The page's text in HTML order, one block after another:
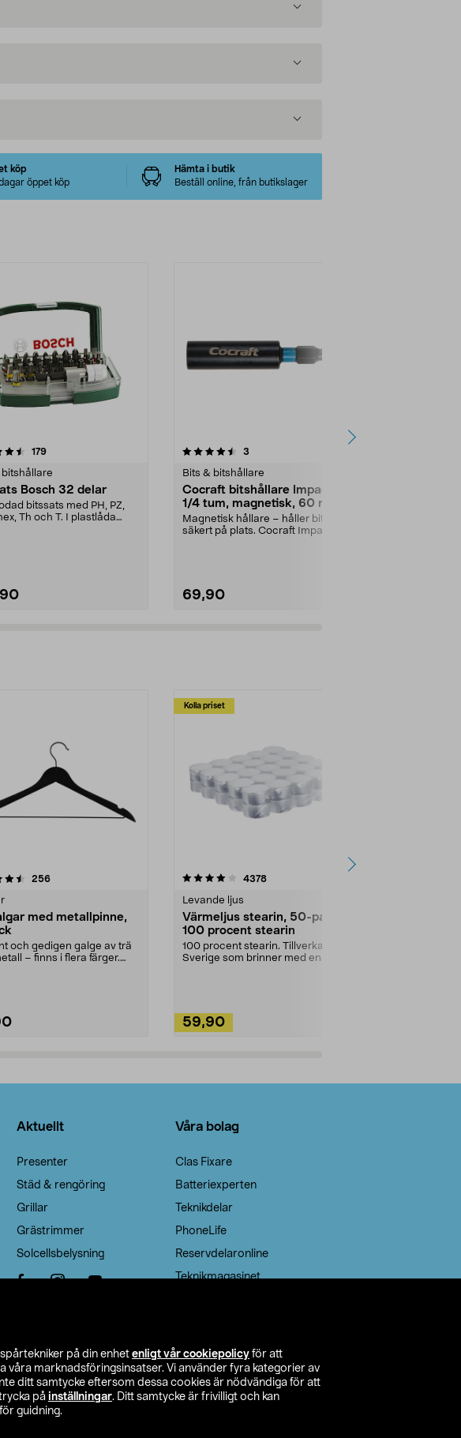
på din enhet enligt vår cookiepolicy för att
marknadsföringsinsatser. Vi använder fyra kategorier av
ditt samtycke eftersom dessa cookies är nödvändiga för att
på inställningar. Ditt samtycke är frivilligt och kan
guidning.
köp
öppet köp
Hämta i butik
Beställ online, från butikslager
179recensioner
bitshållare
Bosch 32 delar
bitssats med PH, PZ,
Th och T. I plastlåda
4.5 av 5 stjärnor 3
Bits & bitshållare
Cocraft bitshållare Impact
1/4 tum, magnetisk, 60 mm
Magnetisk hållare – håller bitsen
säkert på plats. Cocraft Impact
69,90
4.5 av 5 stjärnor
256recensioner
med metallpinne,
och gedigen galge av trä
– finns i flera färger.
Kolla priset
4.0av 5 stjärnor 4378recensioner
Levande ljus
Värmeljus stearin, 50-pack,
100 procent stearin
100 procent stearin. Tillverkade i
Sverige som brinner med en
59,90
4.5av 5 stjärnor
Aktuellt
Presenter
Städ & rengöring
Grillar
Grästrimmer
Solcellsbelysning
Våra bolag
Clas Fixare
Batteriexperten
Teknikdelar
PhoneLife
Reservdelaronline
Teknikmagasinet